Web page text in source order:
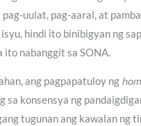
pag-uulat, pag-aaral, at
hindi ito binibigyan ng
ito nabanggit sa SONA.
ang pagpapatuloy ng
sa konsensya ng
tugunan ang kawalan ng